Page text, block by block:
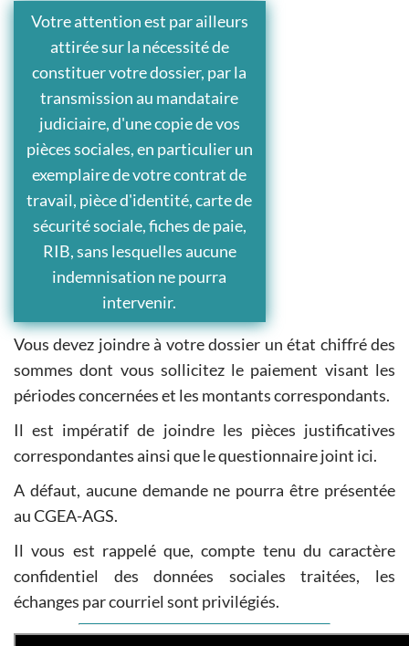
Votre attention est par ailleurs
attirée sur la nécessité de
constituer votre dossier, par la
transmission au mandataire
judiciaire, d'une copie de vos
pièces sociales, en particulier un
exemplaire de votre contrat de
travail, pièce d'identité, carte de
sécurité sociale, fiches de paie,
RIB, sans lesquelles aucune
indemnisation ne pourra
intervenir.
Vous devez joindre à votre dossier un état chiffré des
sommes dont vous sollicitez le paiement visant les
périodes concernées et les montants correspondants.
Il est impératif de joindre les pièces justificatives
correspondantes ainsi que le questionnaire joint ici.
A défaut, aucune demande ne pourra être présentée
au CGEA-AGS.
Il vous est rappelé que, compte tenu du caractère
confidentiel des données sociales traitées, les
échanges par courriel sont privilégiés.